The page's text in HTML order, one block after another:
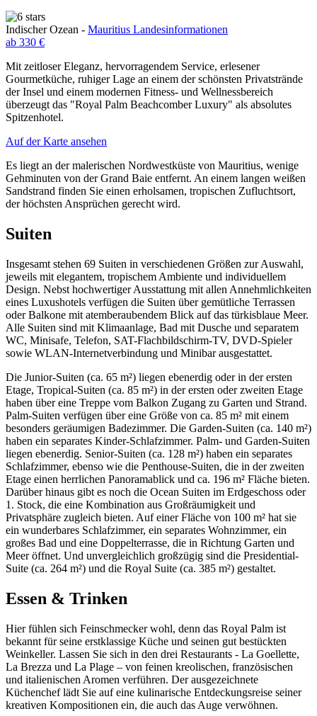
Indischer Ozean - Mauritius Landesinformationen
ab 330 €
Mit zeitloser Eleganz, hervorragendem Service, erlesener
Gourmetküche, ruhiger Lage an einem der schönsten Privatstrände
der Insel und einem modernen Fitness- und Wellnessbereich
überzeugt das "Royal Palm Beachcomber Luxury" als absolutes
Spitzenhotel.
Auf der Karte ansehen
Es liegt an der malerischen Nordwestküste von Mauritius, wenige
Gehminuten von der Grand Baie entfernt. An einem langen weißen
Sandstrand finden Sie einen erholsamen, tropischen Zufluchtsort,
der höchsten Ansprüchen gerecht wird.
Suiten
Insgesamt stehen 69 Suiten in verschiedenen Größen zur Auswahl,
jeweils mit elegantem, tropischem Ambiente und individuellem
Design. Nebst hochwertiger Ausstattung mit allen Annehmlichkeiten
eines Luxushotels verfügen die Suiten über gemütliche Terrassen
oder Balkone mit atemberaubendem Blick auf das türkisblaue Meer.
Alle Suiten sind mit Klimaanlage, Bad mit Dusche und separatem
WC, Minisafe, Telefon, SAT-Flachbildschirm-TV, DVD-Spieler
sowie WLAN-Internetverbindung und Minibar ausgestattet.
Die Junior-Suiten (ca. 65 m²) liegen ebenerdig oder in der ersten
Etage, Tropical-Suiten (ca. 85 m²) in der ersten oder zweiten Etage
haben über eine Treppe vom Balkon Zugang zu Garten und Strand.
Palm-Suiten verfügen über eine Größe von ca. 85 m² mit einem
besonders geräumigen Badezimmer. Die Garden-Suiten (ca. 140 m²)
haben ein separates Kinder-Schlafzimmer. Palm- und Garden-Suiten
liegen ebenerdig. Senior-Suiten (ca. 128 m²) haben ein separates
Schlafzimmer, ebenso wie die Penthouse-Suiten, die in der zweiten
Etage einen herrlichen Panoramablick und ca. 196 m² Fläche bieten.
Darüber hinaus gibt es noch die Ocean Suiten im Erdgeschoss oder
1. Stock, die eine Kombination aus Großräumigkeit und
Privatsphäre zugleich bieten. Auf einer Fläche von 100 m² hat sie
ein wunderbares Schlafzimmer, ein separates Wohnzimmer, ein
großes Bad und eine Doppelterrasse, die in Richtung Garten und
Meer öffnet. Und unvergleichlich großzügig sind die Presidential-
Suite (ca. 264 m²) und die Royal Suite (ca. 385 m²) gestaltet.
Essen & Trinken
Hier fühlen sich Feinschmecker wohl, denn das Royal Palm ist
bekannt für seine erstklassige Küche und seinen gut bestückten
Weinkeller. Lassen Sie sich in den drei Restaurants - La Goellette,
La Brezza und La Plage – von feinen kreolischen, französischen
und italienischen Aromen verführen. Der ausgezeichnete
Küchenchef lädt Sie auf eine kulinarische Entdeckungsreise seiner
kreativen Kompositionen ein, die auch das Auge verwöhnen.